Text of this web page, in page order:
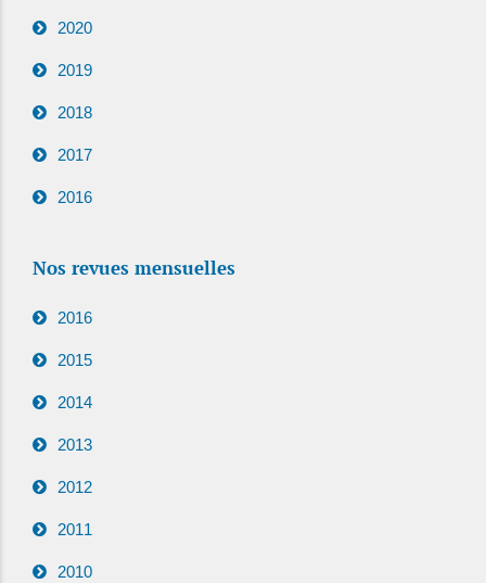
2020
2019
2018
2017
2016
Nos revues mensuelles
2016
2015
2014
2013
2012
2011
2010